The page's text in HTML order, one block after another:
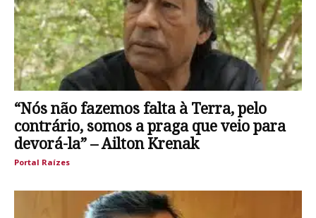
“Nós não fazemos falta à Terra, pelo
contrário, somos a praga que veio para
devorá-la” – Ailton Krenak
Portal Raízes